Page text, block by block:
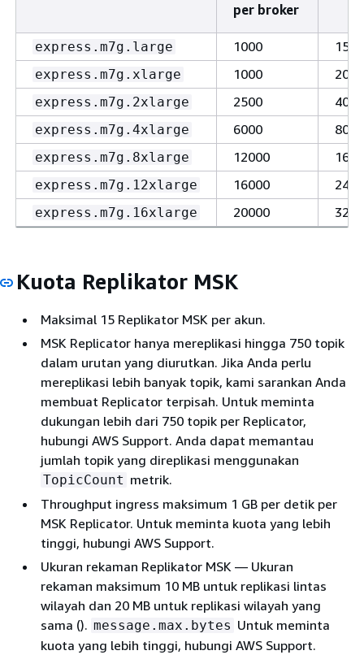
per broker
express.m7g.large 1000 1500
express.m7g.xlarge 1000 2000
express.m7g.2xlarge 2500 4000
express.m7g.4xlarge 6000 8000
express.m7g.8xlarge 12000
express.m7g.12xlarge 16000
express.m7g.16xlarge 20000
Kuota Replikator MSK
Maksimal 15 Replikator MSK per akun.
MSK Replicator hanya mereplikasi hingga 750 topik
dalam urutan yang diurutkan. Jika Anda perlu
mereplikasi lebih banyak topik, kami sarankan Anda
membuat Replicator terpisah. Untuk meminta
dukungan lebih dari 750 topik per Replicator,
hubungi AWS Support. Anda dapat memantau
jumlah topik yang direplikasi menggunakan
TopicCount metrik.
Throughput ingress maksimum 1 GB per detik per
MSK Replicator. Untuk meminta kuota yang lebih
tinggi, hubungi AWS Support.
Ukuran rekaman Replikator MSK — Ukuran
rekaman maksimum 10 MB untuk replikasi lintas
wilayah dan 20 MB untuk replikasi wilayah yang
sama (). message.max.bytes Untuk meminta
kuota yang lebih tinggi, hubungi AWS Support.